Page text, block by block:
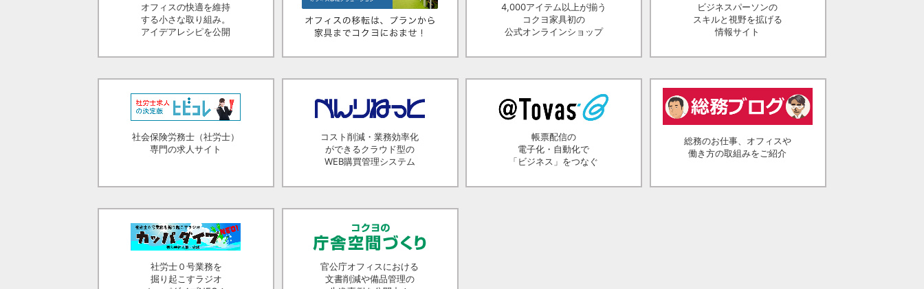
オフィスの快適を維持
する小さな取り組み。
アイデアレシピを公開
4,000アイテム以上が揃う
コクヨ家具初の
公式オンラインショップ
ビジネスパーソンの
スキルと視野を拡げる
情報サイト
社会保険労務士（社労士）
専門の求人サイト
コスト削減・業務効率化
ができるクラウド型の
WEB購買管理システム
帳票配信の
電子化・自動化で
「ビジネス」をつなぐ
総務のお仕事、オフィスや
働き方の取組みをご紹介
社労士０号業務を
掘り起こすラジオ
官公庁オフィスにおける
文書削減や備品管理の